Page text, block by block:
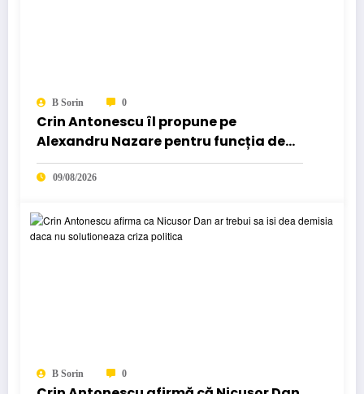
B Sorin 0
Crin Antonescu îl propune pe
Alexandru Nazare pentru funcția de
prim-ministru. Când crede că va
pleca Ilie…
09/08/2026
B Sorin 0